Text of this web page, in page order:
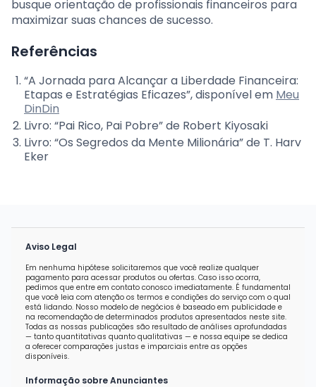
busque orientação de profissionais financeiros para
maximizar suas chances de sucesso.
Referências
“A Jornada para Alcançar a Liberdade Financeira:
Etapas e Estratégias Eficazes”, disponível em Meu
DinDin
Livro: “Pai Rico, Pai Pobre” de Robert Kiyosaki
Livro: “Os Segredos da Mente Milionária” de T. Harv
Eker
Aviso Legal
Em nenhuma hipótese solicitaremos que você realize qualquer
pagamento para acessar produtos ou ofertas. Caso isso ocorra,
pedimos que entre em contato conosco imediatamente. É fundamental
que você leia com atenção os termos e condições do serviço com o qual
está lidando. Nosso modelo de negócios é baseado em publicidade e
na recomendação de determinados produtos apresentados neste site.
Todas as nossas publicações são resultado de análises aprofundadas
— tanto quantitativas quanto qualitativas — e nossa equipe se dedica
a oferecer comparações justas e imparciais entre as opções
disponíveis.
Informação sobre Anunciantes